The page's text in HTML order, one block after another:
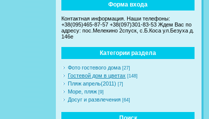
Форма входа
Контактная информация. Наши телефоны:
+38(095)465-87-57 +38(097)301-83-53 Ждем Вас по
адресу: пос.Мелекино 2спуск, c.Б.Коса ул.Безуха д.
146е
Категории раздела
Фото гостевого дома [27]
Гостевой дом в цветах [148]
Пляж апрель(2011) [7]
Море, пляж [9]
Досуг и развлечения [64]